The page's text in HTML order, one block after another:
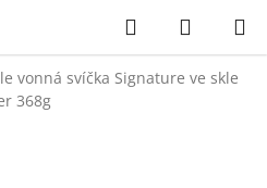
Hledat
KOŠÍK
vonná svíčka Signature ve skle
368g